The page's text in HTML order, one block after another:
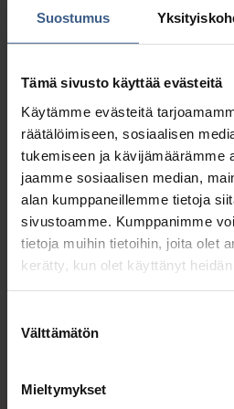
Suostumus
Tämä sivusto käyttää evästeitä
Käytämme evästeitä
räätälöimiseen, sosiaalisen
tukemiseen ja kävijämäärämme
jaamme sosiaalisen median,
alan kumppaneillemme tietoja
sivustoamme. Kumppanimme
tietoja muihin tietoihin, joita olet
kerätty, kun olet käyttänyt heidän
valinta
Välttämätön
Mieltymykset
ympäristötekoja.
pienentämään
Keväällä 2025
asennettiin 330
muodostavat 190
Samalla
ainevaraston
energiatehokkuutta.